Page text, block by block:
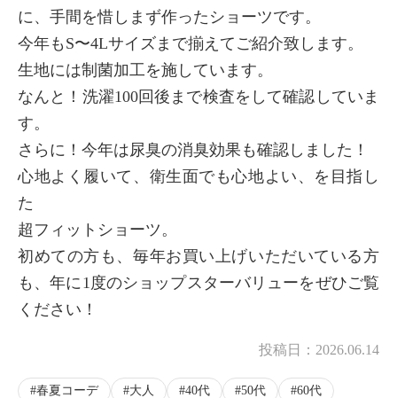
に、手間を惜しまず作ったショーツです。
今年もS〜4Lサイズまで揃えてご紹介致します。
生地には制菌加工を施しています。
なんと！洗濯100回後まで検査をして確認していま
す。
さらに！今年は尿臭の消臭効果も確認しました！
心地よく履いて、衛生面でも心地よい、を目指し
た
超フィットショーツ。
初めての方も、毎年お買い上げいただいている方
も、年に1度のショップスターバリューをぜひご覧
ください！
投稿日： 2026.06.14
春夏コーデ 大人 40代 50代
60代